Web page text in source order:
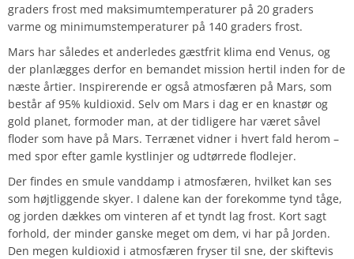
graders frost med maksimumtemperaturer på 20 graders
varme og minimumstemperaturer på 140 graders frost.
Mars har således et anderledes gæstfrit klima end Venus, og
der planlægges derfor en bemandet mission hertil inden for de
næste årtier. Inspirerende er også atmosfæren på Mars, som
består af 95% kuldioxid. Selv om Mars i dag er en knastør og
gold planet, formoder man, at der tidligere har været såvel
floder som have på Mars. Terrænet vidner i hvert fald herom –
med spor efter gamle kystlinjer og udtørrede flodlejer.
Der findes en smule vanddamp i atmosfæren, hvilket kan ses
som højtliggende skyer. I dalene kan der forekomme tynd tåge,
og jorden dækkes om vinteren af et tyndt lag frost. Kort sagt
forhold, der minder ganske meget om dem, vi har på Jorden.
Den megen kuldioxid i atmosfæren fryser til sne, der skiftevis